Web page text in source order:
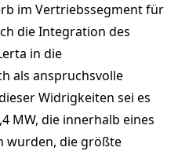
im Vertriebssegment für
die Integration des
in die
als anspruchsvolle
Widrigkeiten sei es
MW, die innerhalb eines
wurden, die größte